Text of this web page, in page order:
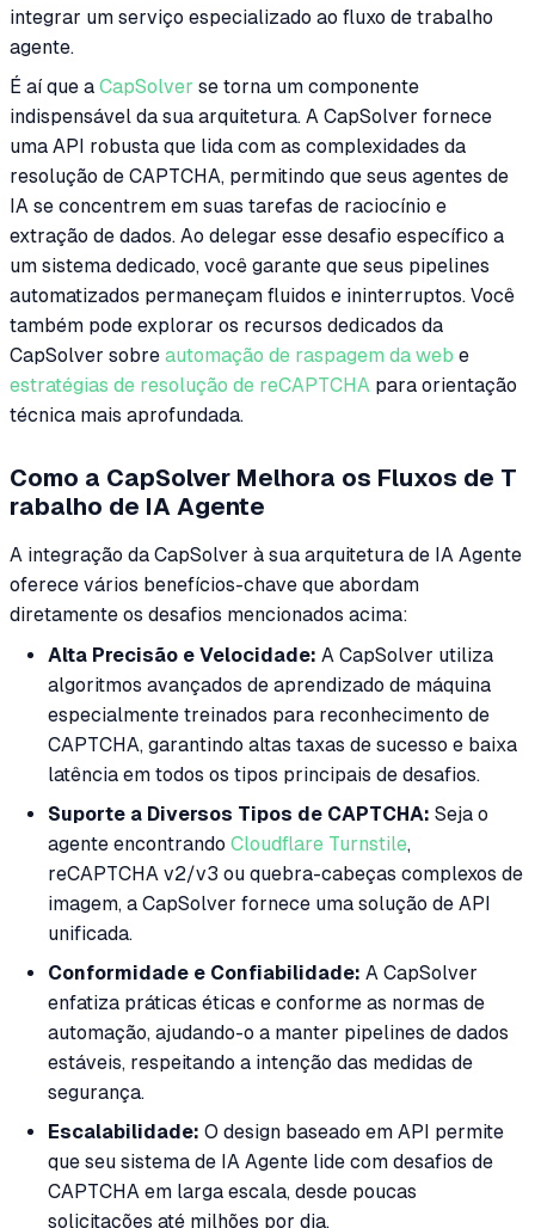
integrar um serviço especializado ao fluxo de trabalho
agente.
É aí que a CapSolver se torna um componente
indispensável da sua arquitetura. A CapSolver fornece
uma API robusta que lida com as complexidades da
resolução de CAPTCHA, permitindo que seus agentes de
IA se concentrem em suas tarefas de raciocínio e
extração de dados. Ao delegar esse desafio específico a
um sistema dedicado, você garante que seus pipelines
automatizados permaneçam fluidos e ininterruptos. Você
também pode explorar os recursos dedicados da
CapSolver sobre automação de raspagem da web e
estratégias de resolução de reCAPTCHA para orientação
técnica mais aprofundada.
Como a CapSolver Melhora os Fluxos de T
rabalho de IA Agente
A integração da CapSolver à sua arquitetura de IA Agente
oferece vários benefícios-chave que abordam
diretamente os desafios mencionados acima:
Alta Precisão e Velocidade: A CapSolver utiliza
algoritmos avançados de aprendizado de máquina
especialmente treinados para reconhecimento de
CAPTCHA, garantindo altas taxas de sucesso e baixa
latência em todos os tipos principais de desafios.
Suporte a Diversos Tipos de CAPTCHA: Seja o
agente encontrando Cloudflare Turnstile,
reCAPTCHA v2/v3 ou quebra-cabeças complexos de
imagem, a CapSolver fornece uma solução de API
unificada.
Conformidade e Confiabilidade: A CapSolver
enfatiza práticas éticas e conforme as normas de
automação, ajudando-o a manter pipelines de dados
estáveis, respeitando a intenção das medidas de
segurança.
Escalabilidade: O design baseado em API permite
que seu sistema de IA Agente lide com desafios de
CAPTCHA em larga escala, desde poucas
solicitações até milhões por dia.